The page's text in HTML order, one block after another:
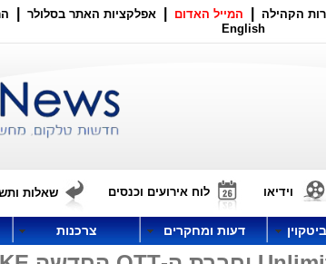
הקהילה המייל האדום אפלקציות האתר בסלולר
English
וידיאו לוח אירועים וכנסים שאלות
דעות ומחקרים צרכנות